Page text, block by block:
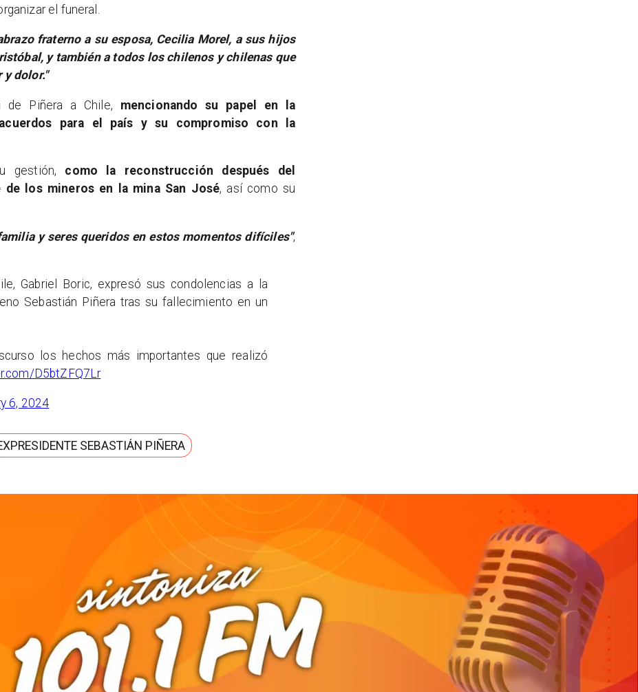
el funeral.
fraterno a su esposa, Cecilia Morel, a sus hijos
y también a todos los chilenos y chilenas que
y dolor."
de Piñera a Chile, mencionando su papel en la
para el país y su compromiso con la
gestión, como la reconstrucción después del
los mineros en la mina San José, así como su
y seres queridos en estos momentos difíciles",
Gabriel Boric, expresó sus condolencias a la
Sebastián Piñera tras su fallecimiento en un
los hechos más importantes que realizó
D5btZFQ7Lr
6, 2024
SEBASTIÁN PIÑERA